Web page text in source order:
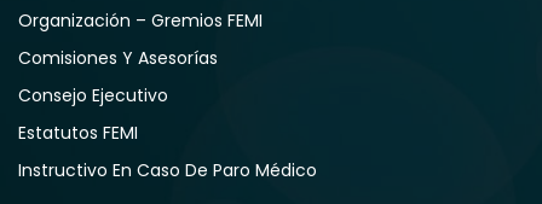
Organización – Gremios FEMI
Comisiones Y Asesorías
Consejo Ejecutivo
Estatutos FEMI
Instructivo En Caso De Paro Médico